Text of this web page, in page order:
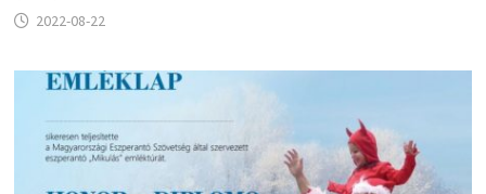
2022-08-22